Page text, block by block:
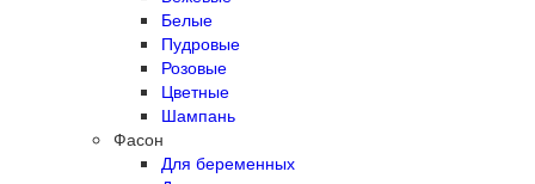
Белые
Пудровые
Розовые
Цветные
Шампань
Фасон
Для беременных